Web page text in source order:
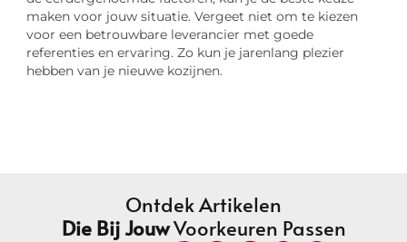
maken voor jouw situatie. Vergeet niet om te kiezen
voor een betrouwbare leverancier met goede
referenties en ervaring. Zo kun je jarenlang plezier
hebben van je nieuwe kozijnen.
Ontdek Artikelen
Die Bij JouwVoorkeuren Passen